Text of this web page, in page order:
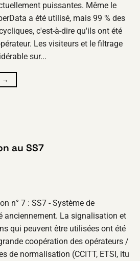
puissantes. Même le
a été utilisé, mais 99 % des
c'est-à-dire qu'ils ont été
Les visiteurs et le filtrage
sur...
→
au SS7
n° 7 : SS7 - Système de
anciennement. La signalisation et
qui peuvent être utilisées ont été
coopération des opérateurs /
de normalisation (CCITT, ETSI, itu